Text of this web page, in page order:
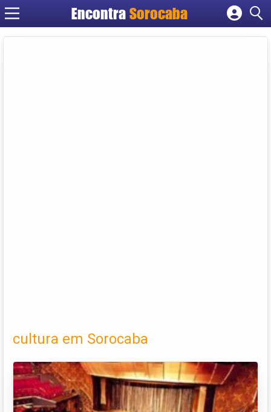
EncontraSorocaba
Cadastrar empresa
cultura em Sorocaba